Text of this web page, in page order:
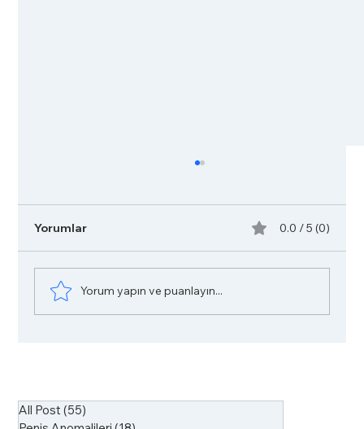
Yorumlar 0.0 / 5 (0)
Yorum yapın ve puanlayın...
All Post (55)